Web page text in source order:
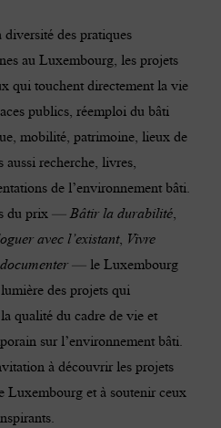
des pratiques
au Luxembourg, les projets
qui touchent directement la vie
publics, réemploi du bâti
mobilité, patrimoine, lieux de
aussi recherche, livres,
de l’environnement bâti.
du prix —Bâtir la durabilité,
avec l’existant, Vivre
— le Luxembourg
des projets qui
qualité du cadre de vie et
sur l’environnement bâti.
à découvrir les projets
Luxembourg et à soutenir ceux